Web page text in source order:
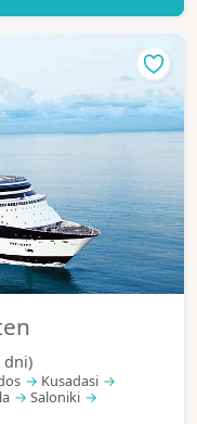
dni)
Kusadasi
Saloniki